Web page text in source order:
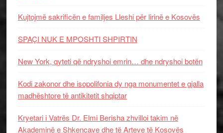
Kujtojmë sakrificën e familjes Lleshi për lirinë e Kosovës
SPAÇI NUK E MPOSHTI SHPIRTIN
New York, qyteti që ndryshoi emrin… dhe ndryshoi botën
Kodi zakonor dhe isopolifonia dy nga monumentet e gjalla
madhështore të antikitetit shqiptar
Kryetari i Vatrës Dr. Elmi Berisha zhvilloi takim në
Akademinë e Shkencave dhe të Arteve të Kosovës